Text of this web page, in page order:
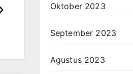
Oktober 2023
September 2023
Agustus 2023